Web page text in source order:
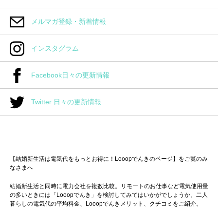
メルマガ登録・新着情報
インスタグラム
Facebook日々の更新情報
Twitter 日々の更新情報
【結婚新生活は電気代をもっとお得に！Looopでんきのページ】をご覧のみ
なさまへ
結婚新生活と同時に電力会社を複数比較。リモートのお仕事など電気使用量
の多いときには「Looopでんき」を検討してみてはいかがでしょうか。二人
暮らしの電気代の平均料金、Looopでんきメリット、クチコミをご紹介。